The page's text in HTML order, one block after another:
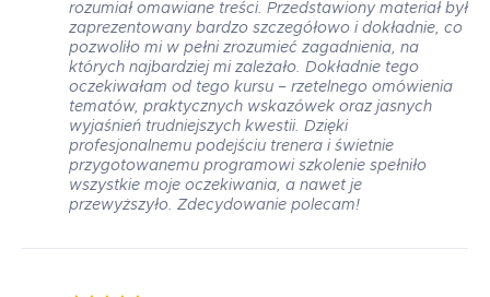
rozumiał omawiane treści. Przedstawiony materiał był
zaprezentowany bardzo szczegółowo i dokładnie, co
pozwoliło mi w pełni zrozumieć zagadnienia, na
których najbardziej mi zależało. Dokładnie tego
oczekiwałam od tego kursu – rzetelnego omówienia
tematów, praktycznych wskazówek oraz jasnych
wyjaśnień trudniejszych kwestii. Dzięki
profesjonalnemu podejściu trenera i świetnie
przygotowanemu programowi szkolenie spełniło
wszystkie moje oczekiwania, a nawet je
przewyższyło. Zdecydowanie polecam!